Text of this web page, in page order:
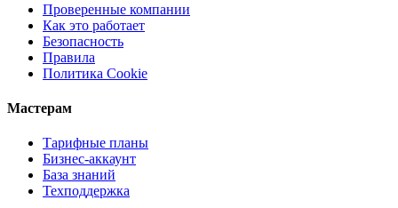
Проверенные компании
Как это работает
Безопасность
Правила
Политика Cookie
Мастерам
Тарифные планы
Бизнес-аккаунт
База знаний
Техподдержка